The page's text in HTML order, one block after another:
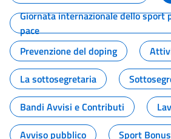
Giornata internazionale dello sport
pace
Prevenzione del doping
La sottosegretaria
Bandi Avvisi e Contributi
Avviso pubblico
Sport